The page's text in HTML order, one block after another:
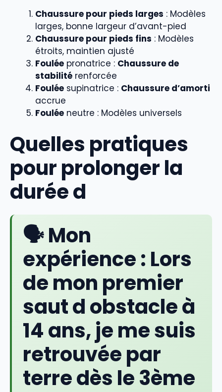
Chaussure pour pieds larges : Modèles
larges, bonne largeur d’avant-pied
Chaussure pour pieds fins : Modèles
étroits, maintien ajusté
Foulée pronatrice : Chaussure de
stabilité renforcée
Foulée supinatrice : Chaussure d’amorti
accrue
Foulée neutre : Modèles universels
Quelles pratiques
pour prolonger la
durée d
🗣️ Mon
expérience : Lors
de mon premier
saut d obstacle à
14 ans, je me suis
retrouvée par
terre dès le 3ème